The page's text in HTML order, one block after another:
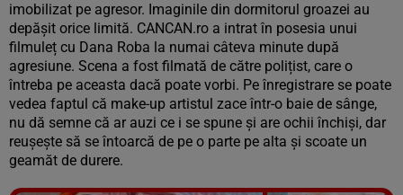
imobilizat pe agresor. Imaginile din dormitorul groazei au
depășit orice limită. CANCAN.ro a intrat în posesia unui
filmuleț cu Dana Roba la numai câteva minute după
agresiune. Scena a fost filmată de către polițist, care o
întreba pe aceasta dacă poate vorbi. Pe înregistrare se poate
vedea faptul că make-up artistul zace într-o baie de sânge,
nu dă semne că ar auzi ce i se spune și are ochii închiși, dar
reușește să se întoarcă de pe o parte pe alta și scoate un
geamăt de durere.